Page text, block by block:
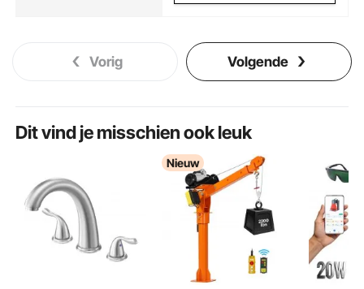
Vorig Volgende
Dit vind je misschien ook leuk
Nieuw